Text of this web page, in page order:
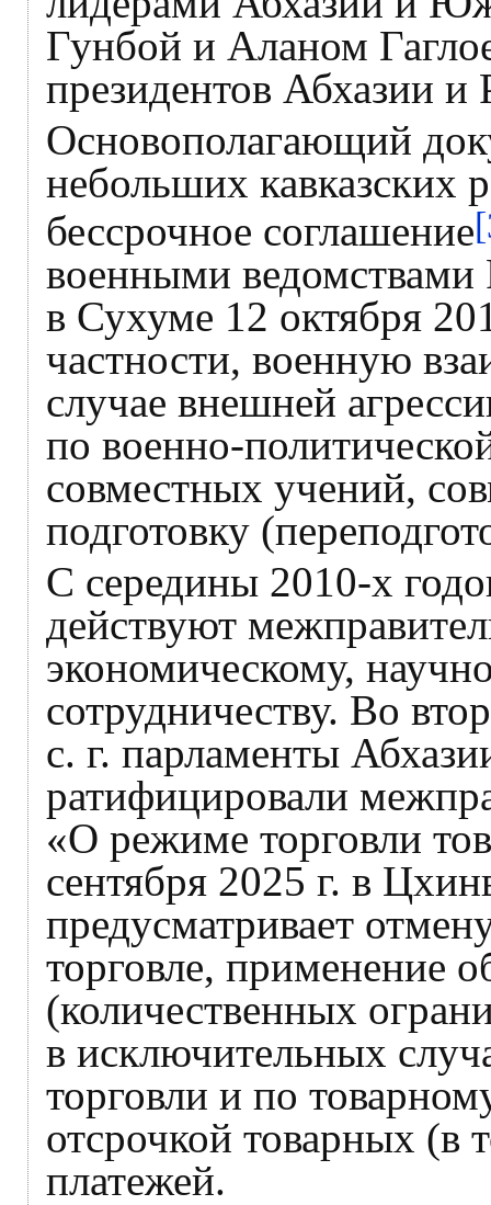
Гунбой и Аланом
президентов Абхазии
Основополагающий
небольших кавказских
бессрочное соглашение
военными
в Сухуме 12 октября
частности, военную
случае внешней
по военно-
совместных учений,
подготовку
С середины 2010-х
действуют
экономическому,
сотрудничеству. Во
с. г. парламенты
ратифицировали
«О режиме торговли
сентября 2025 г. в
предусматривает
торговле, применение
(количественных
в исключительных
торговли и по
отсрочкой товарных (в
платежей.